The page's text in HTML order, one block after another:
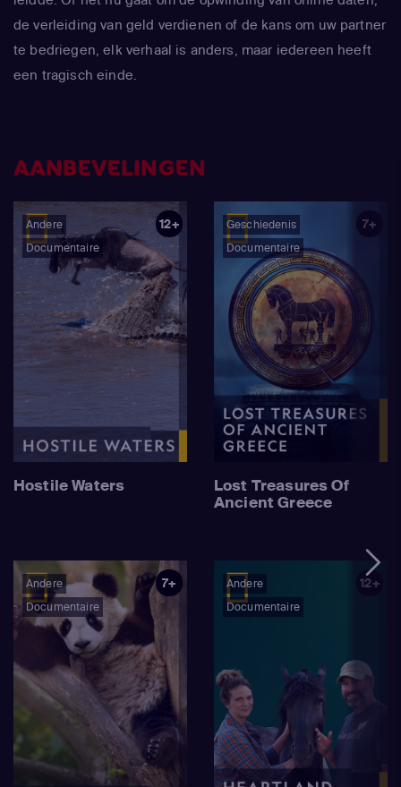
de verleiding van geld verdienen of de kans om uw partner
te bedriegen, elk verhaal is anders, maar iedereen heeft
een tragisch einde.
AANBEVELINGEN
Andere
Documentaire
12+
Hostile Waters
Geschiedenis
Documentaire
7+
Lost Treasures Of
Ancient Greece
Andere
Documentaire
7+
Andere
Documentaire
12+